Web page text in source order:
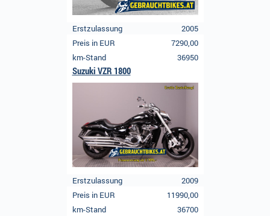
Erstzulassung
2005
Preis in EUR
7290,00
km-Stand
36950
Suzuki VZR 1800
Erstzulassung
2009
Preis in EUR
11990,00
km-Stand
36700